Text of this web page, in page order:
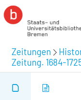
Zeitungen
Zeitung. 1684-